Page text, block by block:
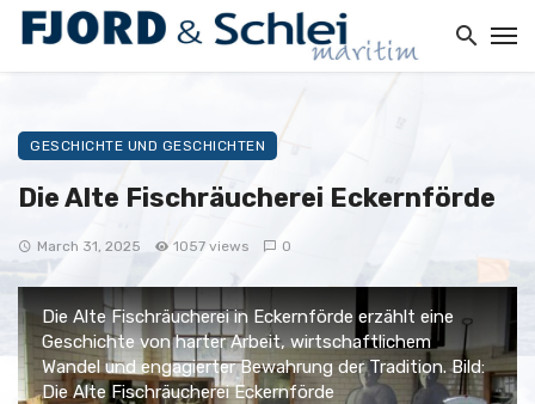
GESCHICHTE UND GESCHICHTEN
Die Alte Fischräucherei Eckernförde
March 31, 2025 1057 views 0
Die Alte Fischräucherei in Eckernförde erzählt eine
Geschichte von harter Arbeit, wirtschaftlichem
Wandel und engagierter Bewahrung der Tradition. Bild:
Die Alte Fischräucherei Eckernförde